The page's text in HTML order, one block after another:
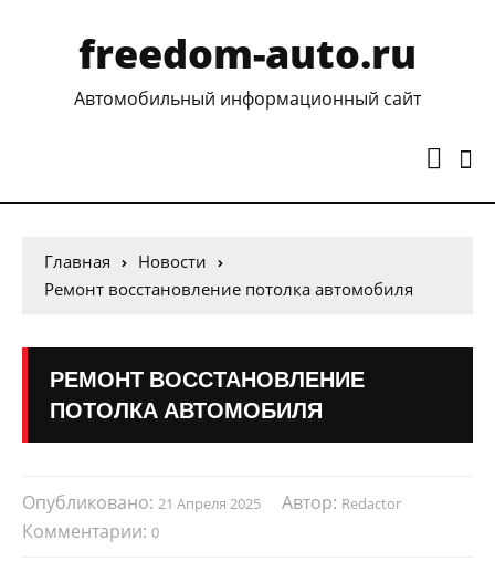
freedom-auto.ru
Автомобильный информационный сайт
Главная
Новости
Ремонт восстановление потолка автомобиля
РЕМОНТ ВОССТАНОВЛЕНИЕ
ПОТОЛКА АВТОМОБИЛЯ
Опубликовано: 21 Апреля 2025 Автор: Redactor
Комментарии: 0